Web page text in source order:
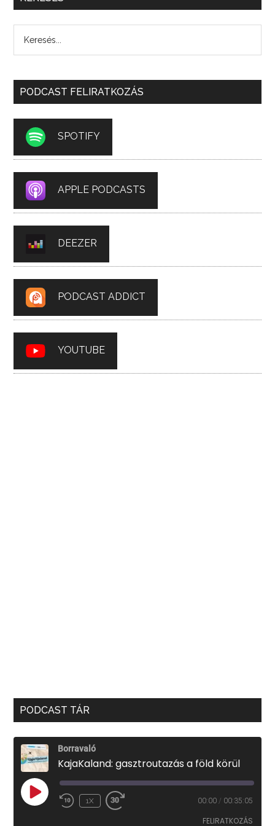
PODCAST FELIRATKOZÁS
SPOTIFY
APPLE PODCASTS
DEEZER
PODCAST ADDICT
YOUTUBE
PODCAST TÁR
Borravaló
KajaKaland: gasztroutazás a föld körül
PLAY
EPISODE
1X 00:00 / 00:35:05
FELIRATKOZÁS